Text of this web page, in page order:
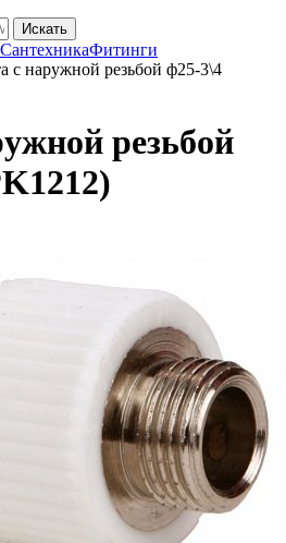
Искать
СантехникаФитинги
с наружной резьбой ф25-3\4
резьбой